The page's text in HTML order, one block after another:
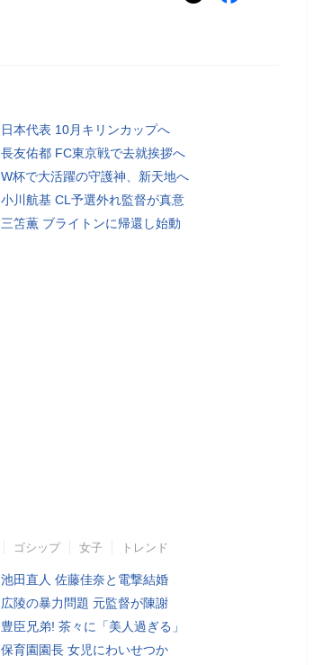
日本代表 10月キリンカップへ
長友佑都 FC東京戦で去就挨拶へ
W杯で大活躍の守護神、新天地へ
小川航基 CL予選外れ監督が真意
三笘薫 ブライトンに帰還し始動
ゴシップ 女子 トレンド
池田直人 佐藤佳奈と電撃結婚
広陵の暴力問題 元監督が陳謝
豊臣兄弟! 茶々に「美人過ぎる」
保育園園長 女児にわいせつか